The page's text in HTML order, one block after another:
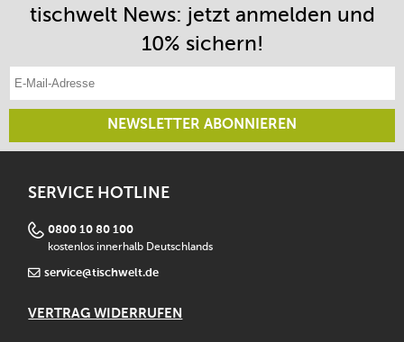
tischwelt News: jetzt anmelden und
10% sichern!
NEWSLETTER ABONNIEREN
SERVICE HOTLINE
0800 10 80 100
kostenlos innerhalb Deutschlands
service@tischwelt.de
VERTRAG WIDERRUFEN